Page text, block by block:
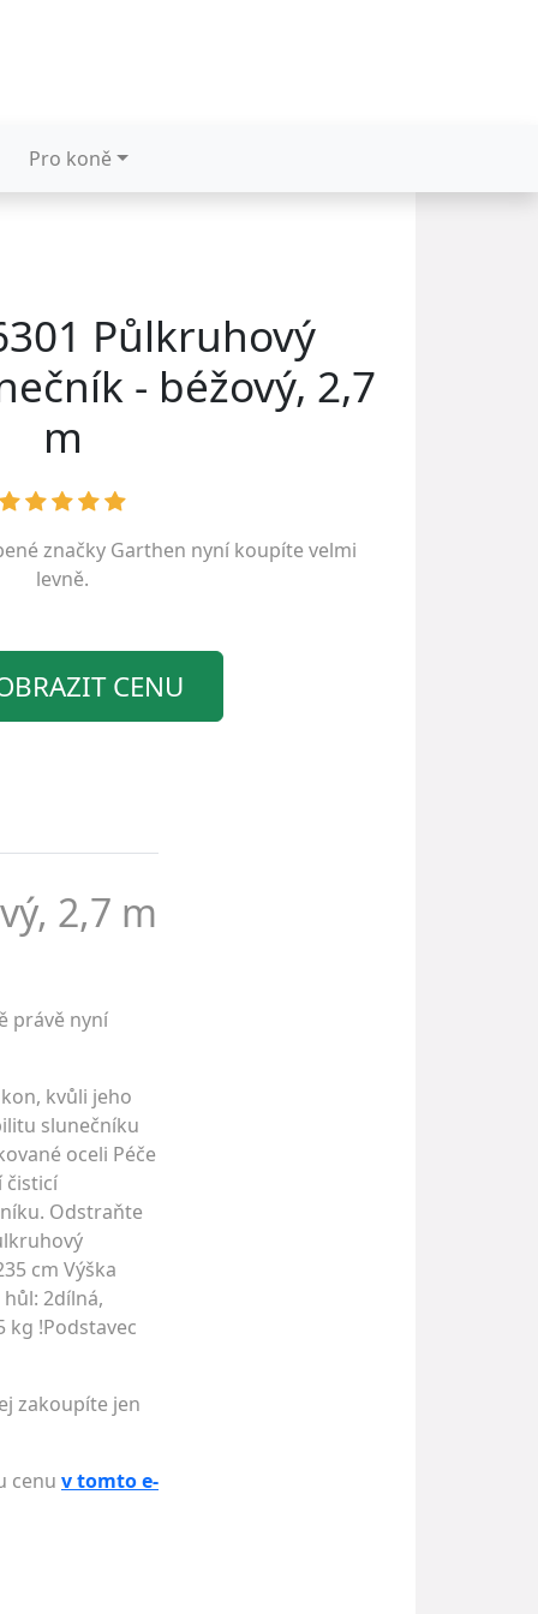
Pro koně
Půlkruhový
- béžový, 2,7
m
značky Garthen nyní koupíte velmi
levně.
CENU
2,7 m
právě nyní
kvůli jeho
slunečníku
oceli Péče
čisticí
Odstraňte
cm Výška
2dílná,
kg !Podstavec
zakoupíte jen
cenu v tomto e-